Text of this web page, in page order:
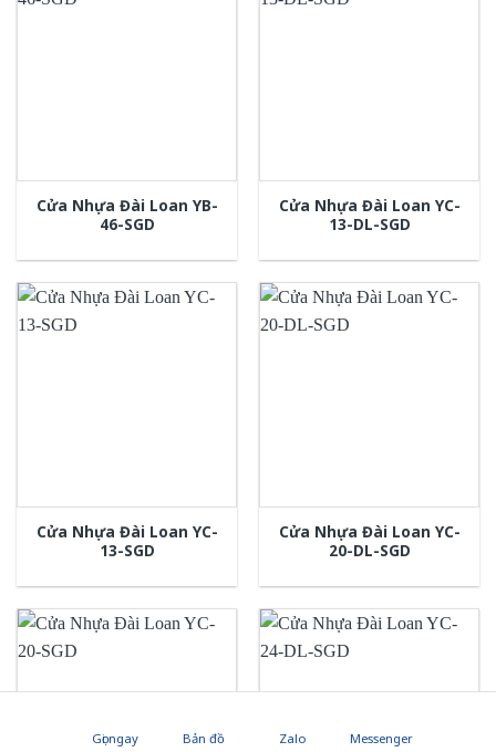
Cửa Nhựa Đài Loan YB-
46-SGD
Cửa Nhựa Đài Loan YC-
13-DL-SGD
Cửa Nhựa Đài Loan YC-
13-SGD
Cửa Nhựa Đài Loan YC-
20-DL-SGD
Gọi ngay Bản đồ Zalo Messenger